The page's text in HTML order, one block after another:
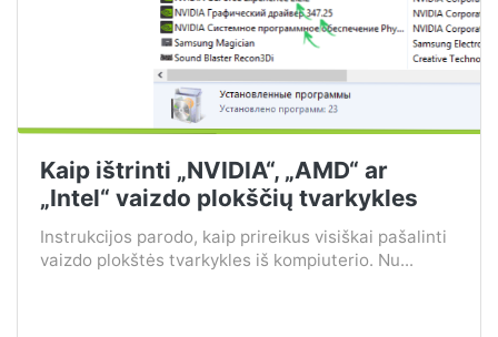
Kaip ištrinti „NVIDIA“, „AMD“ ar
„Intel“ vaizdo plokščių tvarkykles
Instrukcijos parodo, kaip prireikus visiškai pašalinti
vaizdo plokštės tvarkykles iš kompiuterio. Nu...